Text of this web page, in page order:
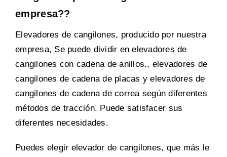
empresa??
Elevadores de cangilones, producido por nuestra
empresa, Se puede dividir en elevadores de
cangilones con cadena de anillos., elevadores de
cangilones de cadena de placas y elevadores de
cangilones de cadena de correa según diferentes
métodos de tracción. Puede satisfacer sus
diferentes necesidades.
Puedes elegir elevador de cangilones, que más le